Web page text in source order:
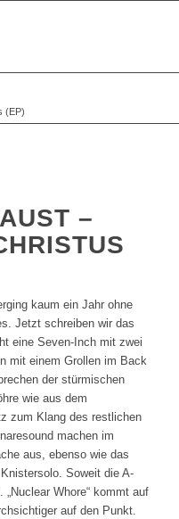
(EP)
–
kaum ein Jahr ohne
Jetzt schreiben wir das
eine Seven-Inch mit zwei
mit einem Grollen im Back
der stürmischen
wie aus dem
zum Klang des restlichen
machen im
aus, ebenso wie das
Soweit die A-
Whore“ kommt auf
auf den Punkt.